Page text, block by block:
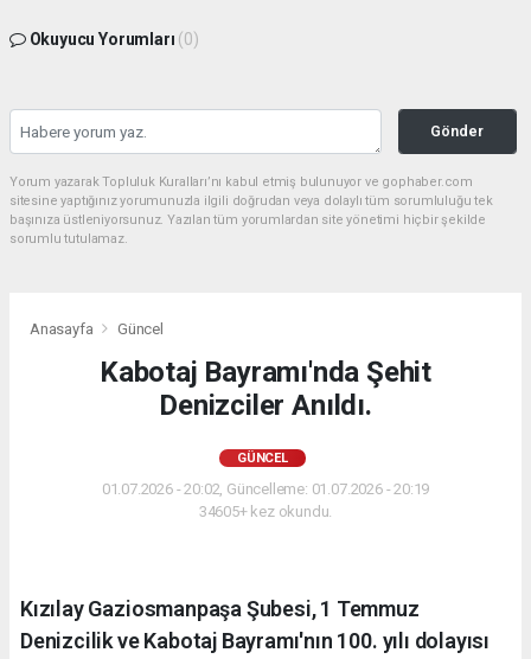
Okuyucu Yorumları (0)
Gönder
Yorum yazarak Topluluk Kuralları’nı kabul etmiş bulunuyor ve gophaber.com
sitesine yaptığınız yorumunuzla ilgili doğrudan veya dolaylı tüm sorumluluğu tek
başınıza üstleniyorsunuz. Yazılan tüm yorumlardan site yönetimi hiçbir şekilde
sorumlu tutulamaz.
Anasayfa Güncel
Kabotaj Bayramı'nda Şehit
Denizciler Anıldı.
GÜNCEL
01.07.2026 - 20:02, Güncelleme: 01.07.2026 - 20:19
34605+ kez okundu.
Kızılay Gaziosmanpaşa Şubesi, 1 Temmuz
Denizcilik ve Kabotaj Bayramı'nın 100. yılı dolayısı